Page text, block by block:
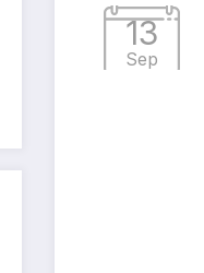
13
Sep